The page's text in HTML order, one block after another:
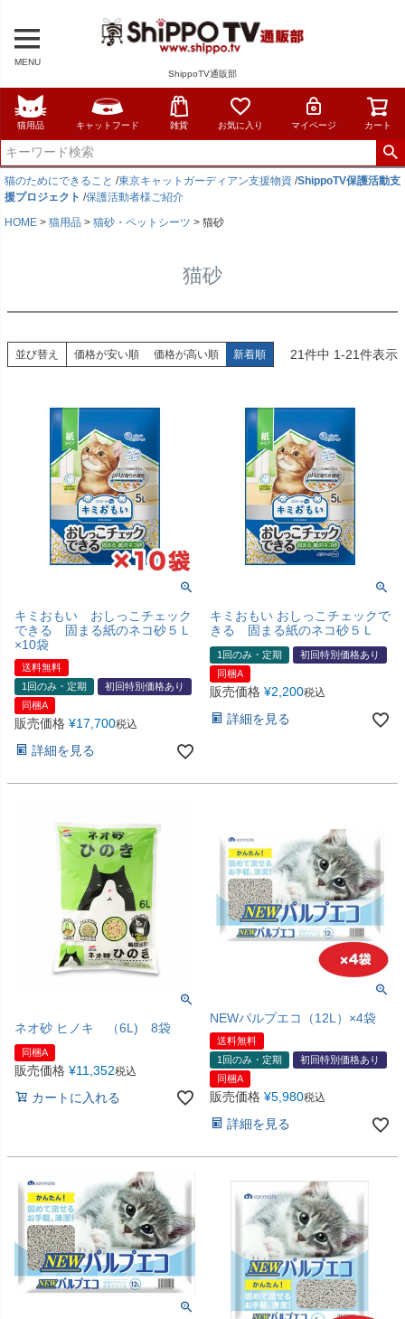
MENU
ShippoTV通販部
猫用品 キャットフード 雑貨 お気に入り マイページ カート
猫のためにできること /東京キャットガーディアン支援物資 /ShippoTV保護活動支
援プロジェクト /保護活動者様ご紹介
HOME
猫用品 猫砂・ペットシーツ 猫砂
猫砂
並び替え 価格が安い順 価格が高い順 新着順 21件中 1-21件表示
キミおもい おしっこチェック
できる 固まる紙のネコ砂５Ｌ
×10袋
送料無料
1回のみ・定期
初回特別価格あり
同梱A
販売価格 ¥17,700税込
詳細を見る
キミおもい おしっこチェックで
きる 固まる紙のネコ砂５Ｌ
1回のみ・定期
初回特別価格あり
同梱A
販売価格 ¥2,200税込
詳細を見る
ネオ砂 ヒノキ （6L) 8袋
同梱A
販売価格 ¥11,352税込
カートに入れる
NEWパルプエコ（12L）×4袋
送料無料
1回のみ・定期
初回特別価格あり
同梱A
販売価格 ¥5,980税込
詳細を見る